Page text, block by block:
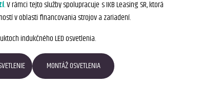
. V rámci tejto služby spolupracuje s IKB Leasing SR, ktorá
v oblasti financovania strojov a zariadení.
indukčného LED osvetlenia.
MONTÁŽ OSVETLENIA